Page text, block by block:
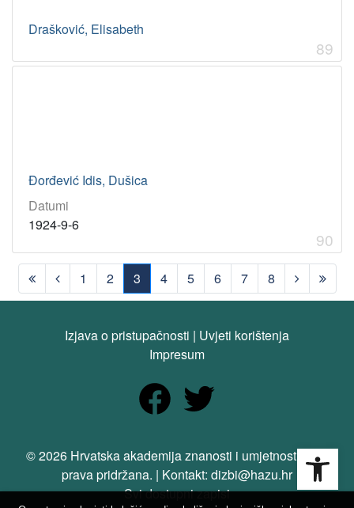
Drašković, Elisabeth
89
Đorđević Idis, Dušica
Datumi
1924-9-6
90
1 2
3
(current)
4 5 6 7 8
Izjava o pristupačnosti | Uvjeti korištenja
Impresum
© 2026 Hrvatska akademija znanosti i umjetnosti. Sva
prava pridržana. | Kontakt: dizbi@hazu.hr
Svi dostupni zapisi